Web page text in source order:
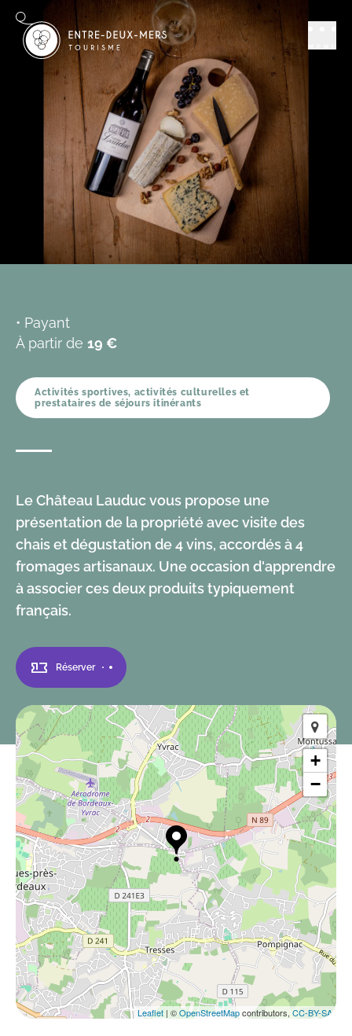
Visite "accord vins
et fromages"
TRESSES
Réserver Ajouter aux favoris
• Payant
À partir de 19 €
Activités sportives, activités culturelles et
prestataires de séjours itinérants
Le Château Lauduc vous propose une
présentation de la propriété avec visite des
chais et dégustation de 4 vins, accordés à 4
fromages artisanaux. Une occasion d'apprendre
à associer ces deux produits typiquement
français.
Réserver
+
−
Leaflet | ©OpenStreetMapcontributors, CC-BY-SA